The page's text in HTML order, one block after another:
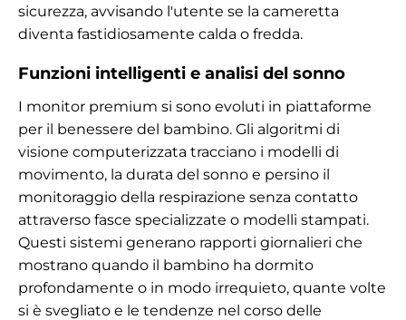
sicurezza, avvisando l'utente se la cameretta
diventa fastidiosamente calda o fredda.
Funzioni intelligenti e analisi del sonno
I monitor premium si sono evoluti in piattaforme
per il benessere del bambino. Gli algoritmi di
visione computerizzata tracciano i modelli di
movimento, la durata del sonno e persino il
monitoraggio della respirazione senza contatto
attraverso fasce specializzate o modelli stampati.
Questi sistemi generano rapporti giornalieri che
mostrano quando il bambino ha dormito
profondamente o in modo irrequieto, quante volte
si è svegliato e le tendenze nel corso delle